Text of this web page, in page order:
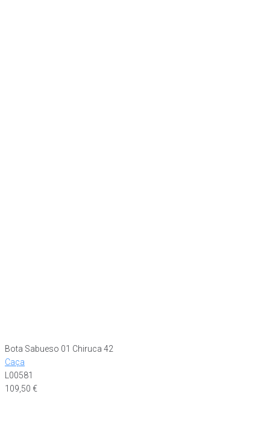
Bota Sabueso 01 Chiruca 42
Caça
L00581
109,50 €